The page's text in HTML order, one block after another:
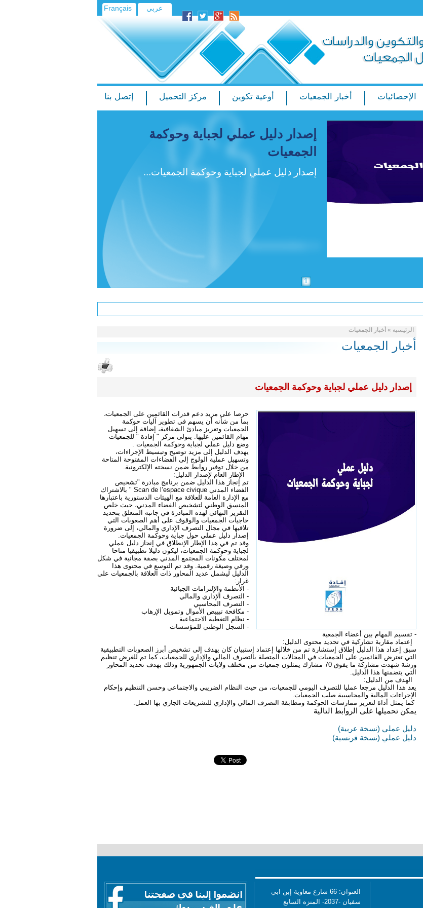
Français عربي
الإحصائيات أخبار الجمعيات أوعية تكوين مركز التحميل إتصل بنا
إصدار دليل عملي لجباية وحوكمة
الجمعيات
إصدار دليل عملي لجباية وحوكمة الجمعيات...
1
الرئيسية » أخبار الجمعيات
أخبار الجمعيات
إصدار دليل عملي لجباية وحوكمة الجمعيات
حرصا على مزيد دعم قدرات القائمين على الجمعيات،
بما من شأنه أن يسهم في تطوير آليات حوكمة
الجمعيات وتعزيز مبادئ الشفافية، إضافة إلى تسهيل
مهام القائمين عليها. يتولى مركز " إفادة " للجمعيات
وضع دليل عملي لجباية وحوكمة الجمعيات .
يهدف الدليل إلى مزيد توضيح وتبسيط الإجراءات،
وتسهيل عملية الولوج إلى الفضاءات المفتوحة المتاحة
من خلال توفير روابط ضمن نسخته الإلكترونية.
الإطار العام لإصدار الدليل:
تم إنجاز هذا الدليل ضمن برنامج مبادرة "تشخيص
الفضاء المدني Scan de l’espace civique " بالاشتراك
مع الإدارة العامة للعلاقة مع الهيئات الدستورية باعتبارها
المنسق الوطني لتشخيص الفضاء المدني، حيث خلص
التقرير النهائي لهذه المبادرة في جانبه المتعلق بتحديد
حاجيات الجمعيات والوقوف على أهم الصعوبات التي
تلاقيها في مجال التصرف الإداري والمالي، إلى ضرورة
إصدار دليل عملي حول جباية وحوكمة الجمعيات.
وقد تم في هذا الإطار الإنطلاق في إنجاز دليل عملي
لجباية وحوكمة الجمعيات، ليكون دليلا تطبيقيا متاحا
لمختلف مكونات المجتمع المدني بصفة مجانية في شكل
ورقي وصيغة رقمية. وقد تم التوسع في محتوى هذا
الدليل ليشمل عديد المحاور ذات العلاقة بالجمعيات على
غرار:
- الأنظمة والإلتزامات الجبائية
- التصرف الإداري والمالي
- التصرف المحاسبي
- مكافحة تبييض الأموال وتمويل الإرهاب
- نظام التغطية الاجتماعية
- السجل الوطني للمؤسسات
- تقسيم المهام بين أعضاء الجمعية
إعتماد مقاربة تشاركية في تحديد محتوى الدليل:
سبق إعداد هذا الدليل إطلاق إستشارة تم من خلالها إعتماد إستبيان كان يهدف إلى تشخيص أبرز الصعوبات التطبيقية
التي تعترض القائمين على الجمعيات في المجالات المتصلة بالتصرف المالي والإداري للجمعيات، كما تم للغرض تنظيم
ورشة شهدت مشاركة ما يفوق 70 مشارك يمثلون جمعيات من مختلف ولايات الجمهورية وذلك بهدف تحديد المحاور
التي يتضمنها هذا الدليل.
الهدف من الدليل:
يعد هذا الدليل مرجعا عمليا للتصرف اليومي للجمعيات، من حيث النظام الضريبي والاجتماعي وحسن التنظيم وإحكام
الإجراءات المالية والمحاسبية صلب الجمعيات.
كما يمثل أداة لتعزيز ممارسات الحوكمة ومطابقة التصرف المالي والإداري للتشريعات الجاري بها العمل.
يمكن تحميلها على الروابط التالية
دليل عملي (نسخة عربية)
دليل عملي (نسخة فرنسية)
العنوان: 66 شارع معاوية إبن ابي
سفيان -2037- المنزه السابع